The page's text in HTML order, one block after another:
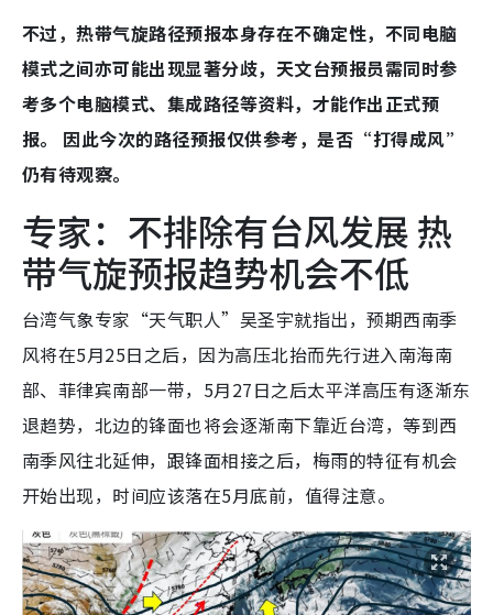
不过，热带气旋路径预报本身存在不确定性，不同电脑
模式之间亦可能出现显著分歧，天文台预报员需同时参
考多个电脑模式、集成路径等资料，才能作出正式预
报。 因此今次的路径预报仅供参考，是否“打得成风”
仍有待观察。
专家：不排除有台风发展 热
带气旋预报趋势机会不低
台湾气象专家“天气职人”吴圣宇就指出，预期西南季
风将在5月25日之后，因为高压北抬而先行进入南海南
部、菲律宾南部一带，5月27日之后太平洋高压有逐渐东
退趋势，北边的锋面也将会逐渐南下靠近台湾，等到西
南季风往北延伸，跟锋面相接之后，梅雨的特征有机会
开始出现，时间应该落在5月底前，值得注意。